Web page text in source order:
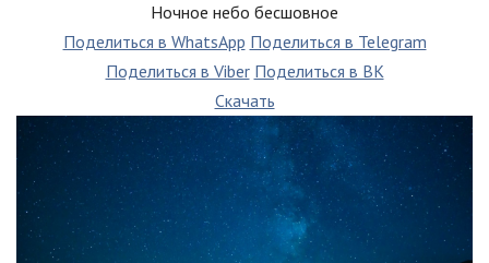
Ночное небо бесшовное
Поделиться в WhatsApp Поделиться в Telegram
Поделиться в Viber Поделиться в ВК
Скачать